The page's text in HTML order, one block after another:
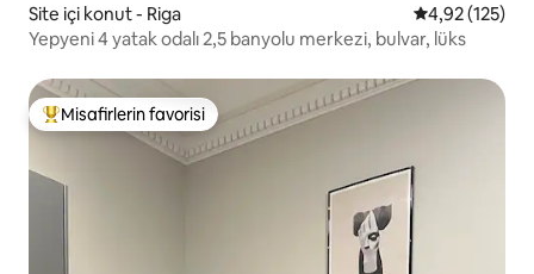
Site içi konut - Riga 5 üzerinden
4,92 (125)
Yepyeni 4 yatak odalı 2,5 banyolu merkezi, bulvar, lüks
Misafirlerin favorilerinden en beğenilenler arasında
Misafirlerin favorisi